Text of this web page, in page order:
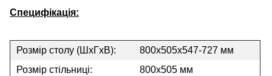
Специфікація:
Розмір столу (ШхГхВ):
800x505x547-727 мм
Розмір стільниці:
800x505 мм